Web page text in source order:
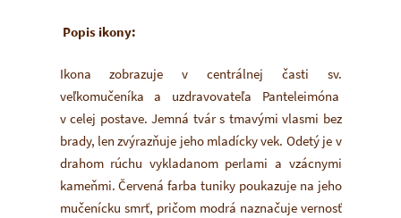
Popis ikony:
Ikona zobrazuje v centrálnej časti sv.
veľkomučeníka a uzdravovateľa Panteleimóna
v celej postave. Jemná tvár s tmavými vlasmi bez
brady, len zvýrazňuje jeho mladícky vek. Odetý je v
drahom rúchu vykladanom perlami a vzácnymi
kameňmi. Červená farba tuniky poukazuje na jeho
mučenícku smrť, pričom modrá naznačuje vernosť